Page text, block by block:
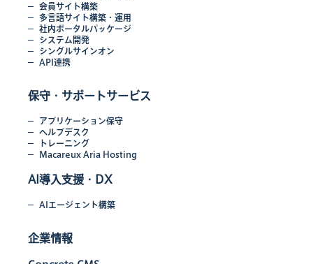
会員サイト構築
多言語サイト構築・運用
社内ポータルパッケージ
システム開発
シングルサインオン
API連携
保守・サポートサービス
アプリケーション保守
ヘルプデスク
トレーニング
Macareux Aria Hosting
AI導入支援・DX
AIエージェント構築
企業情報